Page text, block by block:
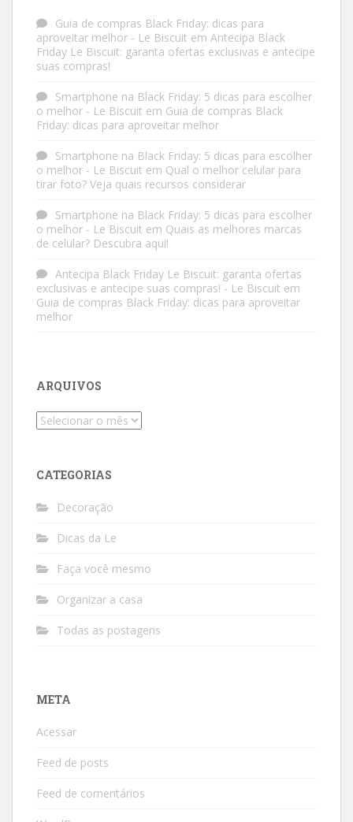
Guia de compras Black Friday: dicas para
aproveitar melhor - Le Biscuit em Antecipa Black
Friday Le Biscuit: garanta ofertas exclusivas e antecipe
suas compras!
Smartphone na Black Friday: 5 dicas para escolher
o melhor - Le Biscuit em Guia de compras Black
Friday: dicas para aproveitar melhor
Smartphone na Black Friday: 5 dicas para escolher
o melhor - Le Biscuit em Qual o melhor celular para
tirar foto? Veja quais recursos considerar
Smartphone na Black Friday: 5 dicas para escolher
o melhor - Le Biscuit em Quais as melhores marcas
de celular? Descubra aqui!
Antecipa Black Friday Le Biscuit: garanta ofertas
exclusivas e antecipe suas compras! - Le Biscuit em
Guia de compras Black Friday: dicas para aproveitar
melhor
ARQUIVOS
Arquivos
CATEGORIAS
Decoração
Dicas da Le
Faça você mesmo
Organizar a casa
Todas as postagens
META
Acessar
Feed de posts
Feed de comentários